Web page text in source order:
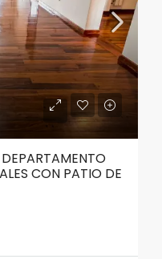
CON PATIO DE